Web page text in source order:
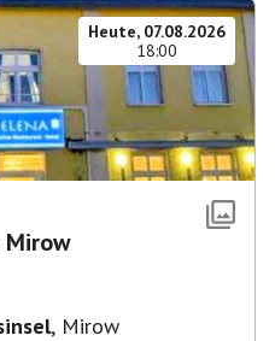
Heute, 07.08.2026
18:00
, Mirow